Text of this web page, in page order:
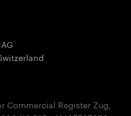
Commercial Register Zug,